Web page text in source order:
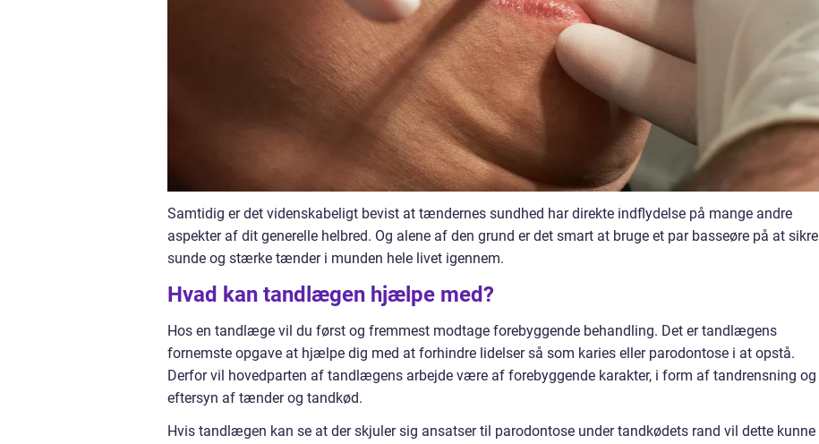
Samtidig er det videnskabeligt bevist at tændernes sundhed har direkte indflydelse på mange andre
aspekter af dit generelle helbred. Og alene af den grund er det smart at bruge et par basseøre på at sikre
sunde og stærke tænder i munden hele livet igennem.
Hvad kan tandlægen hjælpe med?
Hos en tandlæge vil du først og fremmest modtage forebyggende behandling. Det er tandlægens
fornemste opgave at hjælpe dig med at forhindre lidelser så som karies eller parodontose i at opstå.
Derfor vil hovedparten af tandlægens arbejde være af forebyggende karakter, i form af tandrensning og
eftersyn af tænder og tandkød.
Hvis tandlægen kan se at der skjuler sig ansatser til parodontose under tandkødets rand vil dette kunne